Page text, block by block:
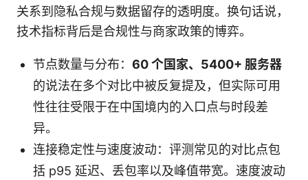
关系到隐私合规与数据留存的透明度。换句话说，
技术指标背后是合规性与商家政策的博弈。
节点数量与分布： 60 个国家、5400+ 服务器
的说法在多个对比中被反复提及，但实际可用
性往往受限于在中国境内的入口点与时段差
异。
连接稳定性与速度波动：评测常见的对比点包
括 p95 延迟、丢包率以及峰值带宽。速度波动